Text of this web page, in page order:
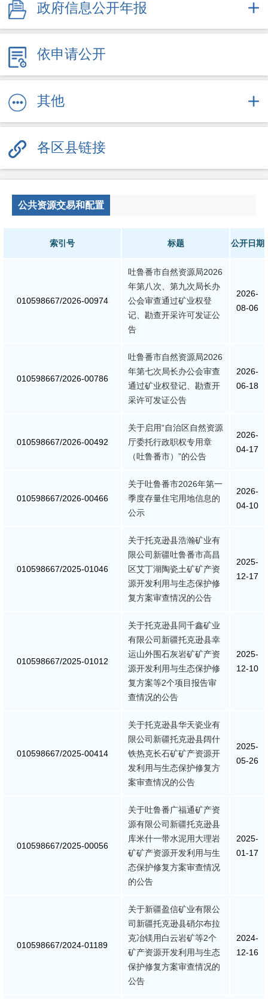
医疗卫生（疫情防控）
文体旅游
其他服务信息
公共企事业信息
公共监管
食药安全
生产安全
社会公益事业建设
政府信息公开年报
依申请公开
其他
各区县链接
公共资源交易和配置
索引号 标题 公开日期
010598667/2026-00974
吐鲁番市自然资源局2026
年第八次、第九次局长办
公会审查通过矿业权登
记、勘查开采许可发证公
告
2026-
08-06
010598667/2026-00786
吐鲁番市自然资源局2026
年第七次局长办公会审查
通过矿业权登记、勘查开
采许可发证公告
2026-
06-18
010598667/2026-00492
关于启用“自治区自然资源
厅委托行政职权专用章
（吐鲁番市）”的公告
2026-
04-17
010598667/2026-00466
关于吐鲁番市2026年第一
季度存量住宅用地信息的
公示
2026-
04-10
010598667/2025-01046
关于托克逊县浩瀚矿业有
限公司新疆吐鲁番市高昌
区艾丁湖陶瓷土矿矿产资
源开发利用与生态保护修
复方案审查情况的公告
2025-
12-17
010598667/2025-01012
关于托克逊县同千鑫矿业
有限公司新疆托克逊县幸
运山外围石灰岩矿矿产资
源开发利用与生态保护修
复方案等2个项目报告审
查情况的公告
2025-
12-10
010598667/2025-00414
关于托克逊县华天瓷业有
限公司新疆托克逊县阔什
铁热克长石矿矿产资源开
发利用与生态保护修复方
案审查情况的公告
2025-
05-26
010598667/2025-00056
关于吐鲁番广福通矿产资
源有限公司新疆托克逊县
库米什一带水泥用大理岩
矿矿产资源开发利用与生
态保护修复方案审查情况
的公告
2025-
01-17
010598667/2024-01189
关于新疆盈信矿业有限公
司新疆托克逊县硝尔布拉
克冶镁用白云岩矿等2个
矿产资源开发利用与生态
保护修复方案审查情况的
公告
2024-
12-16